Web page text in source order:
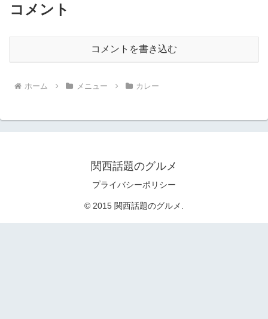
コメント
コメントを書き込む
ホーム メニュー カレー
関西話題のグルメ
プライバシーポリシー
© 2015 関西話題のグルメ.